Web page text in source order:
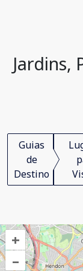
Jardins,
Guias
de
Destino
+
–